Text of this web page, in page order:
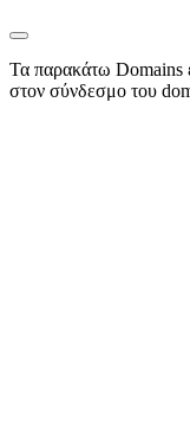
Τα παρακάτω Domains
στον σύνδεσμο του